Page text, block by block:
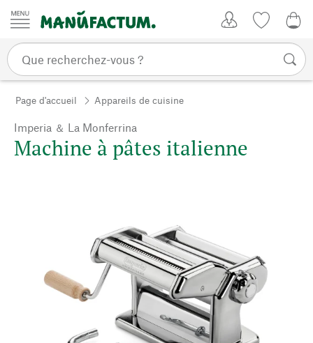
Passer au contenu
Page d'accueil Appareils de cuisine
Imperia ＆ La Monferrina
Machine à pâtes italienne